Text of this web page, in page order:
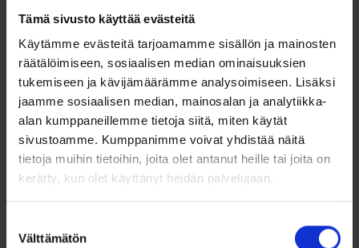
Tämä sivusto käyttää evästeitä
Käytämme evästeitä tarjoamamme sisällön ja mainosten
räätälöimiseen, sosiaalisen median ominaisuuksien
tukemiseen ja kävijämäärämme analysoimiseen. Lisäksi
jaamme sosiaalisen median, mainosalan ja analytiikka-
alan kumppaneillemme tietoja siitä, miten käytät
sivustoamme. Kumppanimme voivat yhdistää näitä
tietoja muihin tietoihin, joita olet antanut heille tai joita on
kerätty, kun olet käyttänyt heidän palvelujaan.
valinta
Välttämätön
Korvakorut
zirkoneilla ja
helmillä
79,00€
Romanttiset hopeakorvakorut
helmillä....
Lisää ostoskoriin
Helmikorvakorut
kultaa synteettinen
helmi 6,5mm
125,00 €
Klassiset 14k kultaiset
helmi...
Lisää ostoskoriin